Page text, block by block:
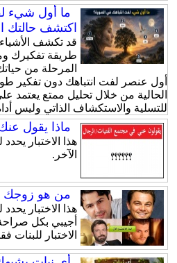
ما أول شيء
اكتشف حالتك
قد تكشف الأشياء
طريقة تفكيرك
المرحلة من
أول عنصر لفت انتباهك دون تفكير
الحالية من خلال تحليل ممتع يعتمد
للتسلية والاستكشاف الذاتي وليس
ماذا يقول
هذا الاختبار
الآخر.
من هو زوجك
هذا الاختبار
أجيبي بكل
الاختبار للبنات